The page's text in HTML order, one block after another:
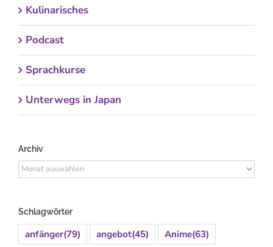
Kulinarisches
Podcast
Sprachkurse
Unterwegs in Japan
Archiv
Archiv
Schlagwörter
anfänger(79) angebot(45) Anime(63)